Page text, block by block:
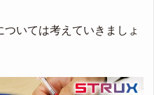
いては考えていきましょ